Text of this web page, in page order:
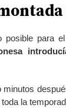
para
minutos
la